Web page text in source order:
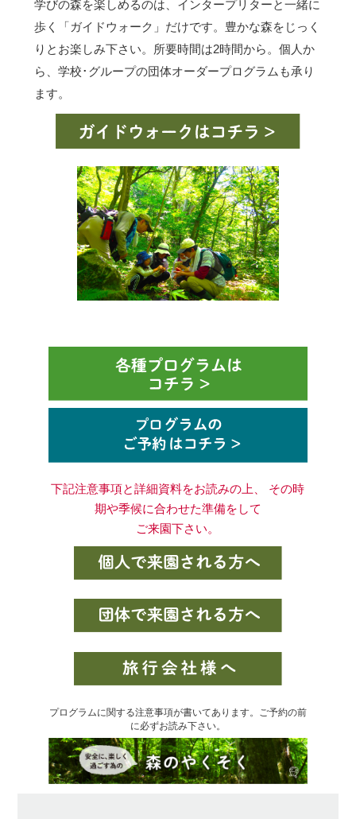
学びの森を楽しめるのは、インタープリターと一緒に
歩く「ガイドウォーク」だけです。豊かな森をじっく
りとお楽しみ下さい。所要時間は2時間から。個人か
ら、学校･グループの団体オーダープログラムも承り
ます。
下記注意事項と詳細資料をお読みの上、 その時
期や季候に合わせた準備をして
ご来園下さい。
プログラムに関する注意事項が書いてあります。ご予約の前
に必ずお読み下さい。